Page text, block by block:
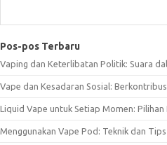
Pos-pos Terbaru
Vaping dan Keterlibatan Politik: Suara
Vape dan Kesadaran Sosial:
Liquid Vape untuk Setiap Momen: Pilihan
Menggunakan Vape Pod: Teknik dan